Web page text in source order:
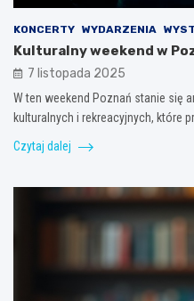
KONCERTY WYDARZENIA
Kulturalny weekend w
7 listopada 2025
W ten weekend Poznań stanie się
kulturalnych i rekreacyjnych, które
Czytaj dalej